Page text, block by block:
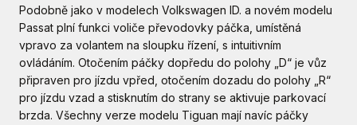
Podobně jako v modelech Volkswagen ID. a novém modelu
Passat plní funkci voliče převodovky páčka, umístěná
vpravo za volantem na sloupku řízení, s intuitivním
ovládáním. Otočením páčky dopředu do polohy „D“ je vůz
připraven pro jízdu vpřed, otočením dozadu do polohy „R“
pro jízdu vzad a stisknutím do strany se aktivuje parkovací
brzda. Všechny verze modelu Tiguan mají navíc páčky